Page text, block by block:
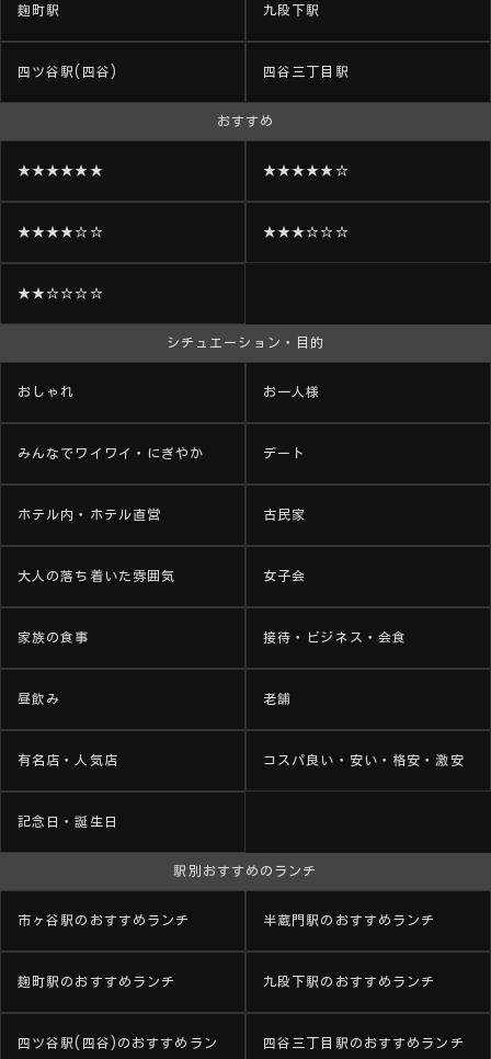
麹町駅 九段下駅
四ツ谷駅(四谷) 四谷三丁目駅
おすすめ
★★★★★★ ★★★★★☆
★★★★☆☆ ★★★☆☆☆
★★☆☆☆☆
シチュエーション・目的
おしゃれ お一人様
みんなでワイワイ・にぎやか デート
ホテル内・ホテル直営 古民家
大人の落ち着いた雰囲気 女子会
家族の食事 接待・ビジネス・会食
昼飲み 老舗
有名店・人気店 コスパ良い・安い・格安・激安
記念日・誕生日
駅別おすすめのランチ
市ヶ谷駅のおすすめランチ 半蔵門駅のおすすめランチ
麹町駅のおすすめランチ 九段下駅のおすすめランチ
四ツ谷駅(四谷)のおすすめラン
四谷三丁目駅のおすすめランチ